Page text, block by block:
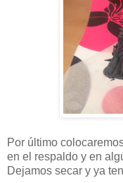
Por último
en el respaldo y en
Dejamos secar y ya